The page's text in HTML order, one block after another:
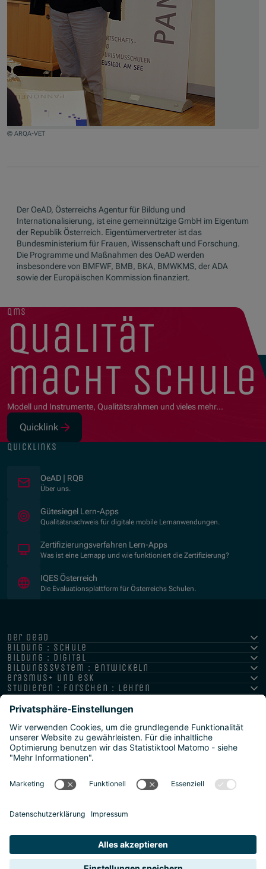
© ARQA-VET
Der OeAD, Österreichs Agentur für Bildung und
Internationalisierung, ist eine gemeinnützige GmbH im Eigentum
der Republik Österreich. Eigentümervertreter ist das
Bundesministerium für Frauen, Wissenschaft und Forschung.
Die Programme und Maßnahmen des OeAD werden
insbesondere von BMFWF, BMB, BKA, BMWKMS, der ADA
sowie der Europäischen Kommission finanziert.
qms
qualität
macht schule
Modell und Instrumente, Qualitätsrahmen und vieles mehr…
Quicklink
(Öffnet in neuem Fenster)
quicklinks
OeAD | RQB
Über uns.
Gütesiegel Lern-Apps(Öffnet in neuem Fenster)
Qualitätsnachweis für digitale mobile Lernanwendungen.
Zertifizierungsverfahren Lern-Apps
Was ist eine Lernapp und wie funktioniert die Zertifizierung?
IQES Österreich
Die Evaluationsplattform für Österreichs Schulen.
der oead
bildung : schule
bildung : digital
bildungssystem : entwickeln
erasmus+ und esk
studieren : forschen : lehren
hochschule : strategie : international
Datenschutz
Sitemap